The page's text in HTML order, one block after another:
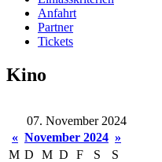
Anfahrt
Partner
Tickets
Kino
07. November 2024
« November 2024 »
M D M D F S
S